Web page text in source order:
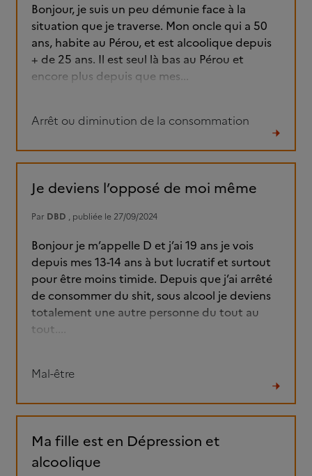
Bonjour, je suis un peu démunie face à la
situation que je traverse. Mon oncle qui a 50
ans, habite au Pérou, et est alcoolique depuis
+ de 25 ans. Il est seul là bas au Pérou et
encore plus depuis que mes...
Arrêt ou diminution de la consommation
le
Je deviens l’opposé de moi même
Par DBD , publiée le 27/09/2024
Bonjour je m’appelle D et j’ai 19 ans je vois
depuis mes 13-14 ans à but lucratif et surtout
pour être moins timide. Depuis que j’ai arrêté
de consommer du shit, sous alcool je deviens
totalement une autre personne du tout au
tout....
Mal-être
le
Ma fille est en Dépression et
alcoolique